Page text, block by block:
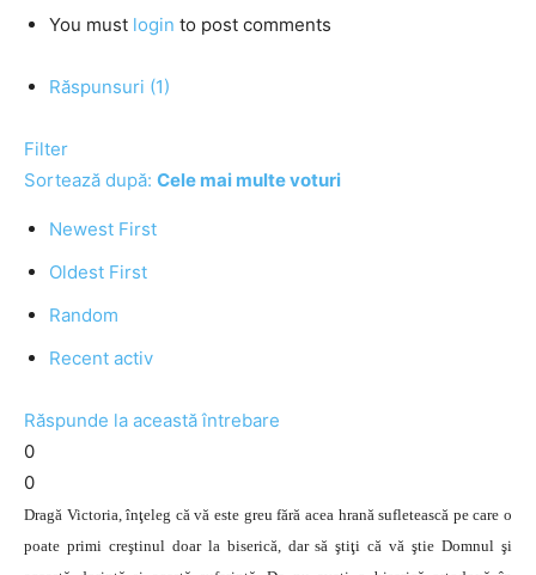
You must login to post comments
Răspunsuri (1)
Filter
Sortează după: Cele mai multe voturi
Newest First
Oldest First
Random
Recent activ
Răspunde la această întrebare
0
0
Dragă Victoria, înţeleg că vă este greu fără acea hrană sufletească pe care o
poate primi creştinul doar la biserică, dar să ştiţi că vă ştie Domnul şi